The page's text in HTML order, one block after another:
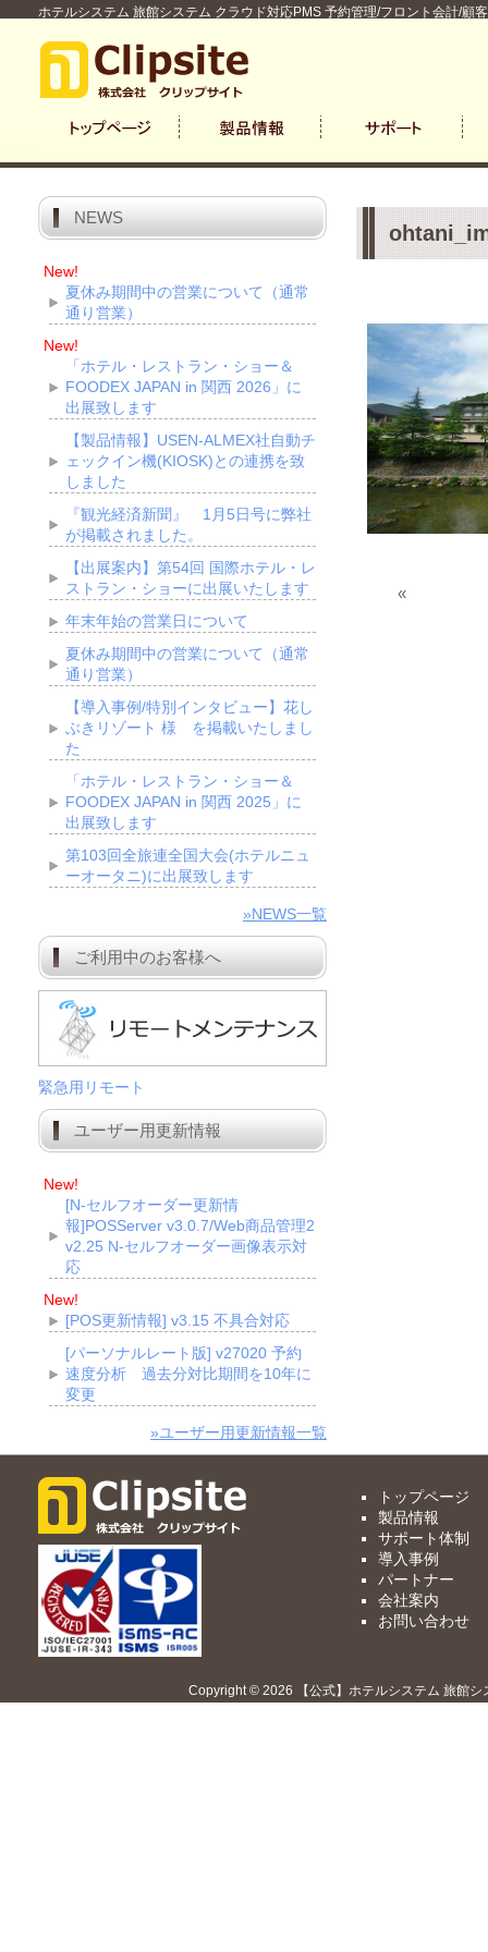
ホテルシステム 旅館システム クラウド対応PMS 予約管理/フロント会計/顧
«
NEWS
New!
夏休み期間中の営業について（通常
通り営業）
New!
「ホテル・レストラン・ショー＆
FOODEX JAPAN in 関西 2026」に
出展致します
【製品情報】USEN-ALMEX社自動チ
ェックイン機(KIOSK)との連携を致
しました
『観光経済新聞』 1月5日号に弊社
が掲載されました。
【出展案内】第54回 国際ホテル・レ
ストラン・ショーに出展いたします
年末年始の営業日について
夏休み期間中の営業について（通常
通り営業）
【導入事例/特別インタビュー】花し
ぶきリゾート 様 を掲載いたしまし
た
「ホテル・レストラン・ショー＆
FOODEX JAPAN in 関西 2025」に
出展致します
第103回全旅連全国大会(ホテルニュ
ーオータニ)に出展致します
»NEWS一覧
ご利用中のお客様へ
緊急用リモート
ユーザー用更新情報
New!
[N-セルフオーダー更新情
報]POSServer v3.0.7/Web商品管理2
v2.25 N-セルフオーダー画像表示対
応
New!
[POS更新情報] v3.15 不具合対応
[パーソナルレート版] v27020 予約
速度分析 過去分対比期間を10年に
変更
»ユーザー用更新情報一覧
トップページ
製品情報
サポート体制
導入事例
パートナー
会社案内
お問い合わせ
Copyright © 2026 【公式】ホテルシステム 旅館